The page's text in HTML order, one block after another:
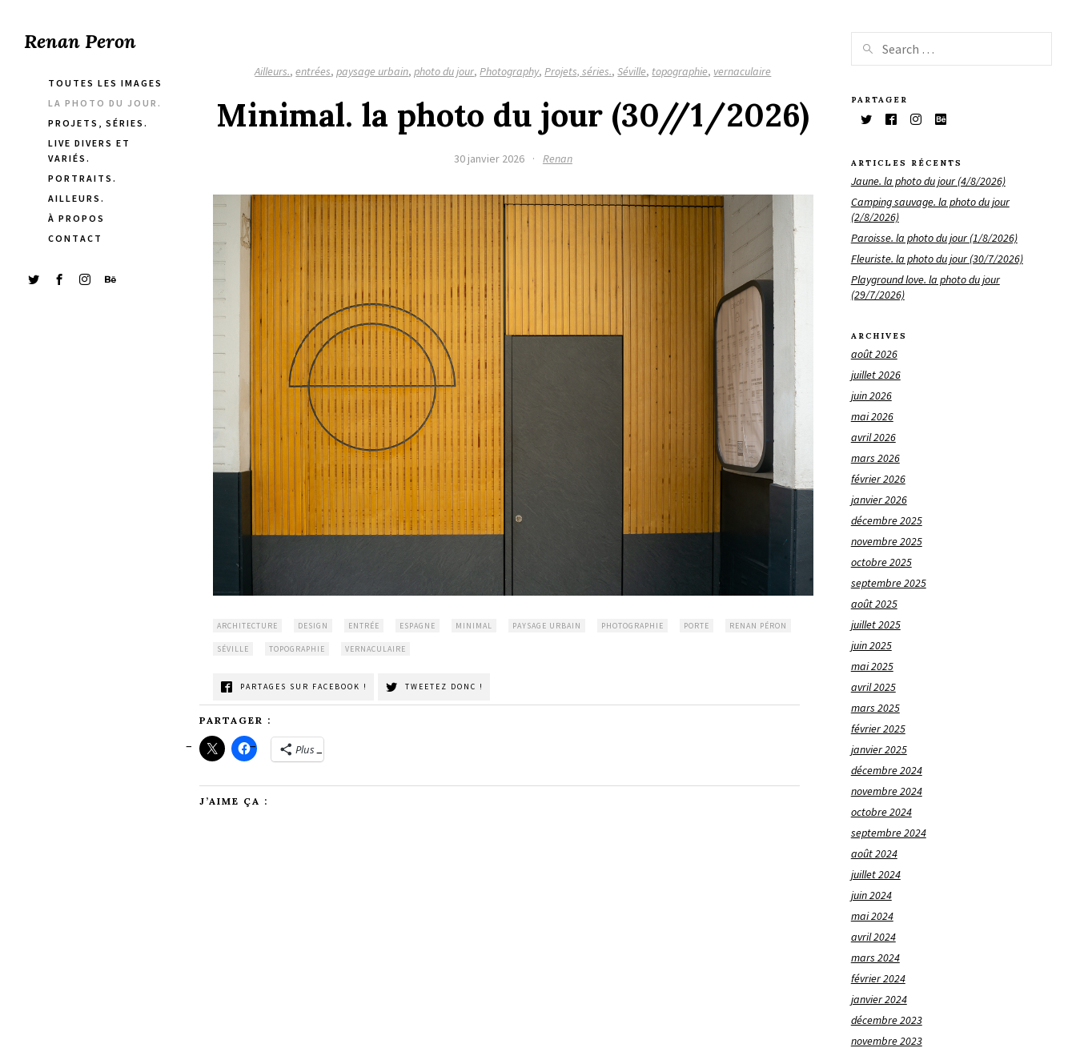
Renan Peron
TOUTES LES IMAGES
LA PHOTO DU JOUR.
PROJETS, SÉRIES.
LIVE DIVERS ET
VARIÉS.
PORTRAITS.
AILLEURS.
À PROPOS
CONTACT
Ailleurs.,entrées,paysage urbain,photo du jour,Photography,Projets, séries.,Séville, topographie, vernaculaire
Minimal. la photo du jour (30//1/2026)
30 janvier 2026 · Renan
ARCHITECTURE DESIGN ENTRÉE ESPAGNE MINIMAL PAYSAGE URBAIN PHOTOGRAPHIE PORTE RENAN PÉRON
SÉVILLE TOPOGRAPHIE VERNACULAIRE
PARTAGES SUR FACEBOOK ! TWEETEZ DONC !
PARTAGER :
Plus
J’AIME ÇA :
PARTAGER
ARTICLES RÉCENTS
Jaune. la photo du jour (4/8/2026)
Camping sauvage. la photo du jour
(2/8/2026)
Paroisse. la photo du jour (1/8/2026)
Fleuriste. la photo du jour (30/7/2026)
Playground love. la photo du jour
(29/7/2026)
ARCHIVES
août 2026
juillet 2026
juin 2026
mai 2026
avril 2026
mars 2026
février 2026
janvier 2026
décembre 2025
novembre 2025
octobre 2025
septembre 2025
août 2025
juillet 2025
juin 2025
mai 2025
avril 2025
mars 2025
février 2025
janvier 2025
décembre 2024
novembre 2024
octobre 2024
septembre 2024
août 2024
juillet 2024
juin 2024
mai 2024
avril 2024
mars 2024
février 2024
janvier 2024
décembre 2023
novembre 2023